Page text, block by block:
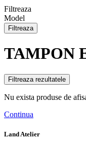
Filtreaza
Model
Filtreaza
TAMPON
Filtreaza rezultatele
Nu exista produse de
Continua
Land Atelier